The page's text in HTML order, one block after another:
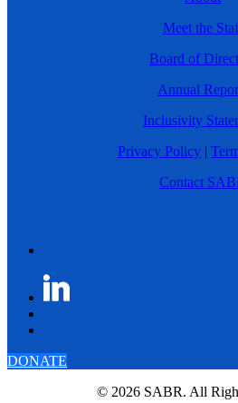
Meet the
Board of
Annual
Inclusivity
Privacy Policy |
Contact
DONATE
© 2026 SABR. All